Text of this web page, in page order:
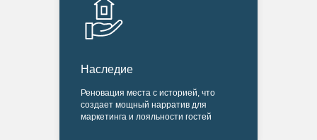
Наследие
Реновация места с историей, что
создает мощный нарратив для
маркетинга и лояльности гостей